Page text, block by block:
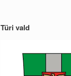
Türi vald